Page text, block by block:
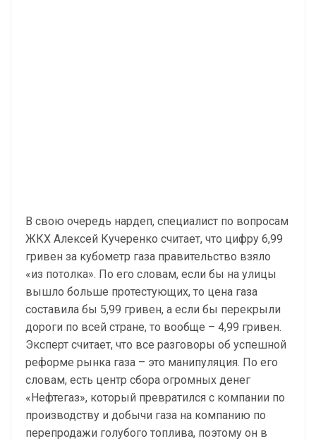
В свою очередь нардеп, специалист по вопросам
ЖКХ Алексей Кучеренко считает, что цифру 6,99
гривен за кубометр газа правительство взяло
«из потолка». По его словам, если бы на улицы
вышло больше протестующих, то цена газа
составила бы 5,99 гривен, а если бы перекрыли
дороги по всей стране, то вообще – 4,99 гривен.
Эксперт считает, что все разговоры об успешной
реформе рынка газа – это манипуляция. По его
словам, есть центр сбора огромных денег
«Нефтегаз», который превратился с компании по
производству и добычи газа на компанию по
перепродажи голубого топлива, поэтому он в